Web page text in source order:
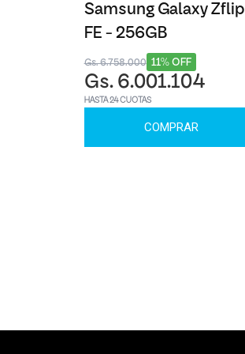
Samsung Galaxy Zflip
FE - 256GB
11% OFF
Gs. 6.758.000
Gs. 6.001.104
HASTA 24 CUOTAS
COMPRAR